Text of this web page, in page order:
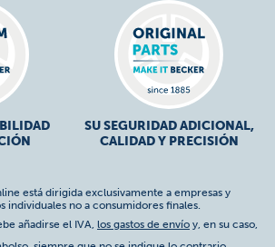
SU SEGURIDAD ADICIONAL,
CALIDAD Y PRECISIÓN
está dirigida exclusivamente a empresas y
individuales no a consumidores finales.
añadirse el IVA, los gastos de envío y, en su caso,